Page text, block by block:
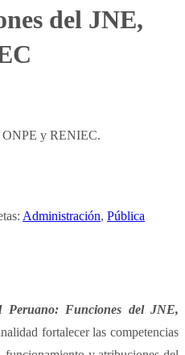
del JNE,
ONPE y RENIEC.
Administración, Pública
Peruano: Funciones del JNE,
fortalecer las competencias